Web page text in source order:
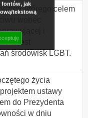
fontów, jak
tekstowąktórego celem
wobec
i
jest
środowisk LGBT.
życia
ustawy
do Prezydenta
w dniu